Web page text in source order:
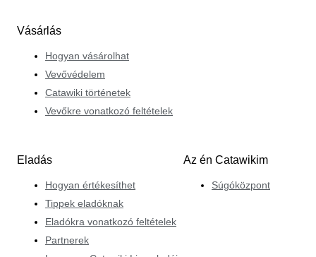
Vásárlás
Hogyan vásárolhat
Vevővédelem
Catawiki történetek
Vevőkre vonatkozó feltételek
Eladás
Hogyan értékesíthet
Tippek eladóknak
Eladókra vonatkozó feltételek
Partnerek
Az én Catawikim
Súgóközpont